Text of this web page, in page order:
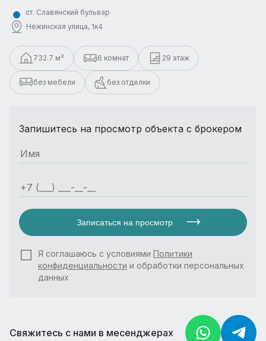
ст. Славянский бульвар
Нежинская улица, 1к4
732.7 м² 6 комнат 29 этаж
без мебели без отделки
Запишитесь на просмотр объекта с брокером
Записаться на просмотр
Я соглашаюсь с условиями Политики
конфиденциальности и обработки персональных
данных
Свяжитесь с нами в месенджерах